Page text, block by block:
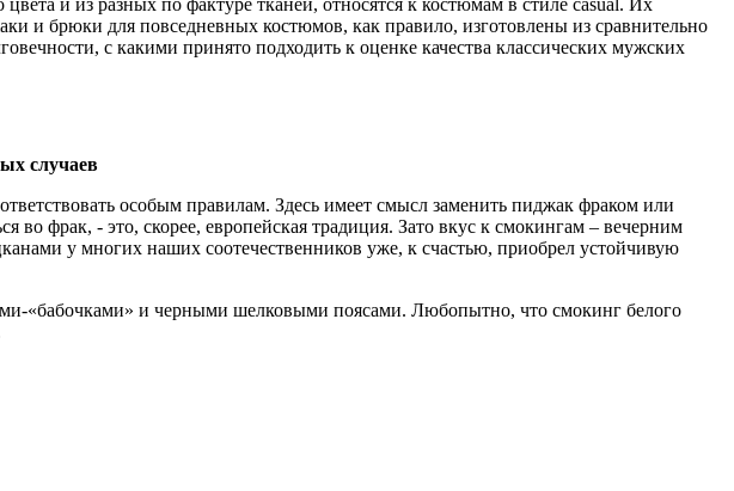
и брюки для повседневных костюмов, как правило, изготовлены из сравнительно
с какими принято подходить к оценке качества классических мужских
случаев
особым правилам. Здесь имеет смысл заменить пиджак фраком или
фрак, - это, скорее, европейская традиция. Зато вкус к смокингам – вечерним
у многих наших соотечественников уже, к счастью, приобрел устойчивую
«бабочками» и черными шелковыми поясами. Любопытно, что смокинг белого